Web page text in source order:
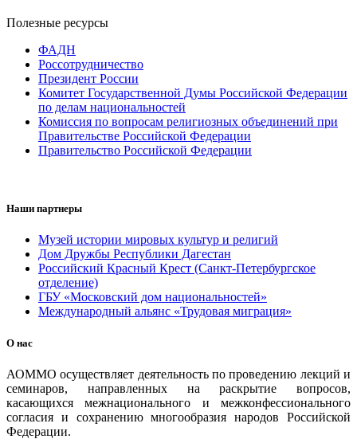
Полезные ресурсы
ФАДН
Россотрудничество
Президент России
Комитет Государственной Думы Российской Федерации
по делам национальностей
Комиссия по вопросам религиозных объединений при
Правительстве Российской Федерации
Правительство Российской Федерации
Наши партнеры
Музей истории мировых культур и религий
Дом Дружбы Республики Дагестан
Российский Красный Крест (Санкт-Петербургское
отделение)
ГБУ «Московский дом национальностей»
Международный альянс «Трудовая миграция»
О нас
АОММО осуществляет деятельность по проведению лекций и
семинаров, направленных на раскрытие вопросов,
касающихся межнационального и межконфессионального
согласия и сохранению многообразия народов Российской
Федерации.